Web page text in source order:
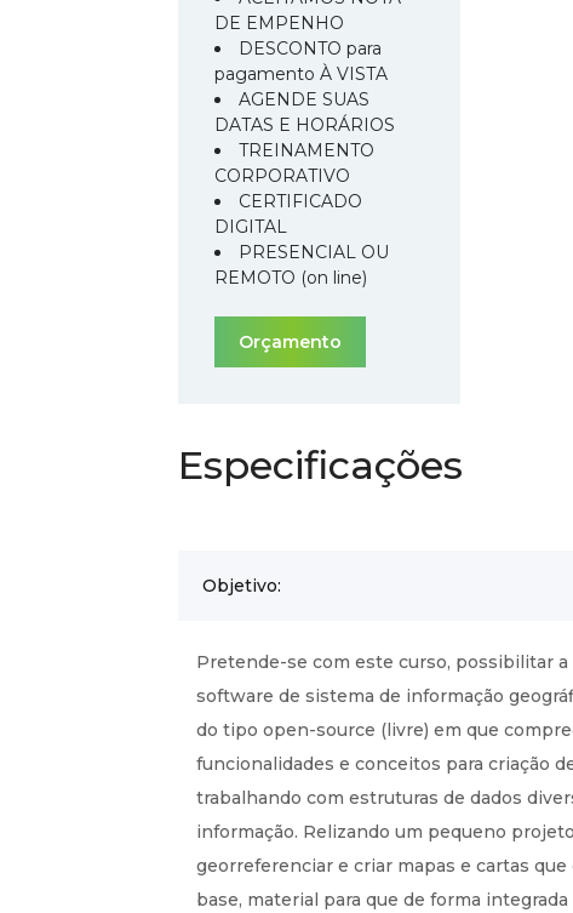
DE EMPENHO
DESCONTO para
pagamento À VISTA
AGENDE SUAS
DATAS E HORÁRIOS
TREINAMENTO
CORPORATIVO
CERTIFICADO
DIGITAL
PRESENCIAL OU
REMOTO (on line)
Orçamento
Especificações
Objetivo:
Pretende-se com este curso, possibilitar a
software de sistema de informação
do tipo open-source (livre) em que
funcionalidades e conceitos para criação
trabalhando com estruturas de dados
informação. Relizando um pequeno
georreferenciar e criar mapas e cartas
base, material para que de forma